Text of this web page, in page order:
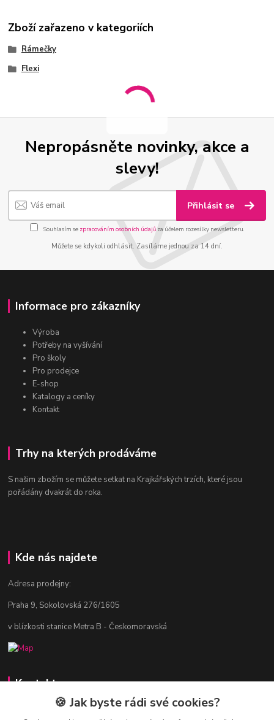
Zboží zařazeno v kategoriích
Rámečky
Flexi
Nepropásněte novinky, akce a
slevy!
Přihlásit se
Souhlasím se zpracováním osobních údajůza účelem rozesílky newsletteru.
Můžete se kdykoli odhlásit. Zasíláme jednou za 14 dní.
Informace pro zákazníky
Výroba
Potřeby na vyšívání
Pro školy
Pro prodejce
E-shop
Katalogy a ceníky
Kontakt
Trhy na kterých prodáváme
S našim zbožím se můžete setkat na Krajkářských trzích, které jsou
pořádány dvakrát do roka.
Kde nás najdete
Adresa prodejny:
Praha 9, Sokolovská 276/1605
v blízkosti stanice Metra B - Českomoravská
Kontakty
Jitka Vlasáková
🍪 Jak byste rádi své cookies?